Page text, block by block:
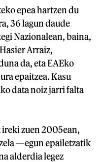
epea hartzen du
36 lagun daude
Nazionalean, baina,
Arraiz,
da, eta EAEko
epaitzea. Kasu
data noiz jarri falta
ireki zuen 2005ean,
—egun epailetzatik
alderdia legez